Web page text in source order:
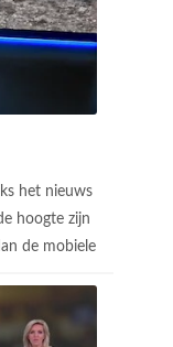
het nieuws
hoogte zijn
de mobiele